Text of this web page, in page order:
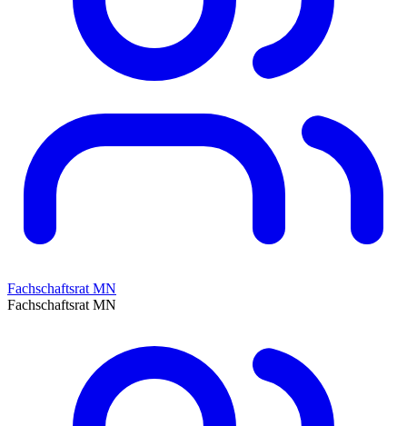
Fachschaftsrat MN
Fachschaftsrat MN